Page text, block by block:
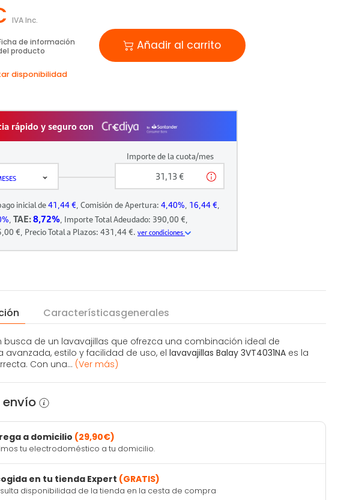
IVA Inc.
de información
producto
disponibilidad
Añadir al carrito
Característicasgenerales
busca de un lavavajillas que ofrezca una combinación ideal de
avanzada, estilo y facilidad de uso, el lavavajillas Balay 3VT4031NA es la
Con una... (Ver más)
envío
a domicilio (29,90€)
tu electrodoméstico a tu domicilio.
en tu tienda Expert (GRATIS)
disponibilidad de la tienda en la cesta de compra